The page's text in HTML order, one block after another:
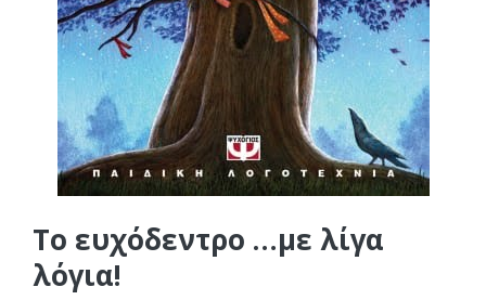
Το ευχόδεντρο …με λίγα
λόγια!